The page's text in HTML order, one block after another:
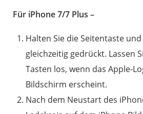
Für iPhone 7/7 Plus –
Halten Sie die Seitentaste
gleichzeitig gedrückt. Lassen
Tasten los, wenn das Apple-
Bildschirm erscheint.
Nach dem Neustart des